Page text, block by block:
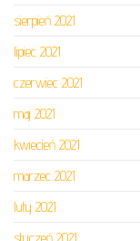
sierpień 2021
lipiec 2021
czerwiec 2021
maj 2021
kwiecień 2021
marzec 2021
luty 2021